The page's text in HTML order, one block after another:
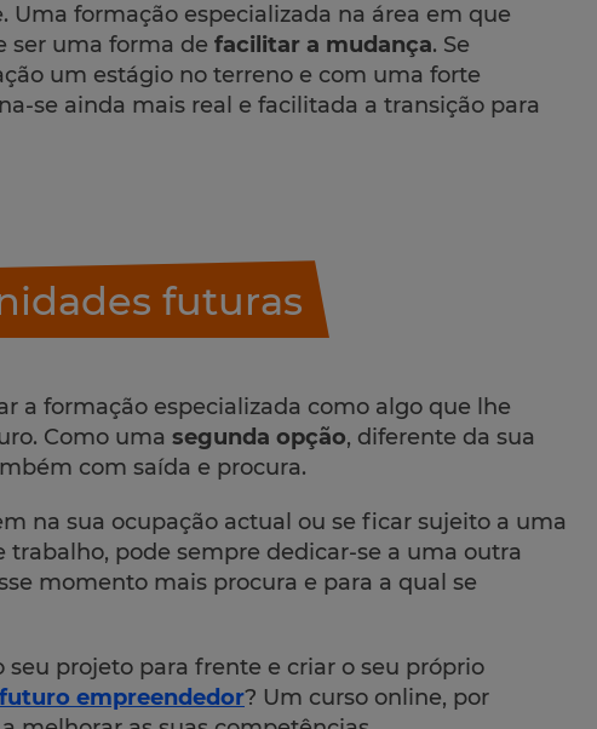
Uma formação especializada na área em que
ser uma forma de facilitar a mudança. Se
um estágio no terreno e com uma forte
se ainda mais real e facilitada a transição para
futuras
a formação especializada como algo que lhe
Como uma segunda opção, diferente da sua
com saída e procura.
na sua ocupação actual ou se ficar sujeito a uma
trabalho, pode sempre dedicar-se a uma outra
momento mais procura e para a qual se
seu projeto para frente e criar o seu próprio
futuro empreendedor? Um curso online, por